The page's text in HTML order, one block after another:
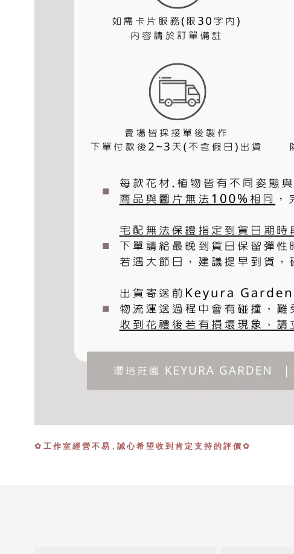
✿ 工 作 室 經 營 不 易，誠 心 希 望 收 到 肯 定 支 持 的 評 價✿